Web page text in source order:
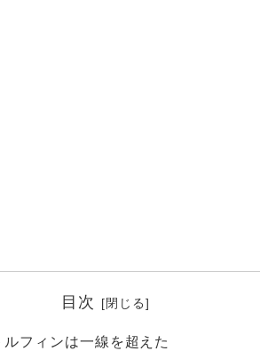
目次
ルフィンは一線を超えた